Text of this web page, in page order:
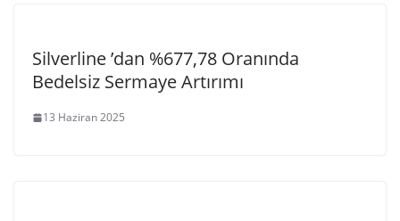
Silverline ’dan %677,78 Oranında
Bedelsiz Sermaye Artırımı
13 Haziran 2025